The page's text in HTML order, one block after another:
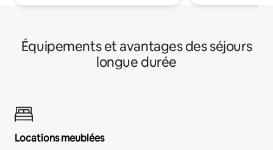
Équipements et avantages des séjours
longue durée
Locations meublées